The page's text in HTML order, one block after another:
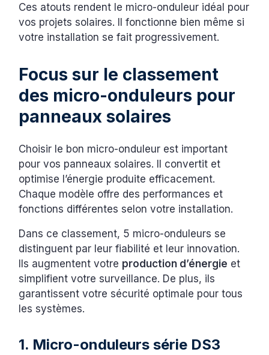
Ces atouts rendent le micro-onduleur idéal pour
vos projets solaires. Il fonctionne bien même si
votre installation se fait progressivement.
Focus sur le classement
des micro-onduleurs pour
panneaux solaires
Choisir le bon micro-onduleur est important
pour vos panneaux solaires. Il convertit et
optimise l’énergie produite efficacement.
Chaque modèle offre des performances et
fonctions différentes selon votre installation.
Dans ce classement, 5 micro-onduleurs se
distinguent par leur fiabilité et leur innovation.
Ils augmentent votre production d’énergie et
simplifient votre surveillance. De plus, ils
garantissent votre sécurité optimale pour tous
les systèmes.
1. Micro-onduleurs série DS3